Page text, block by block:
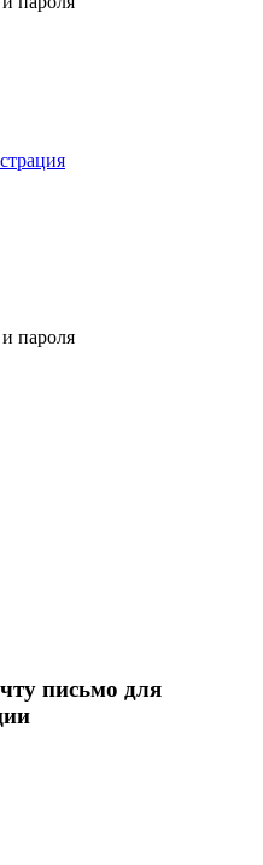
пароля
письмо для